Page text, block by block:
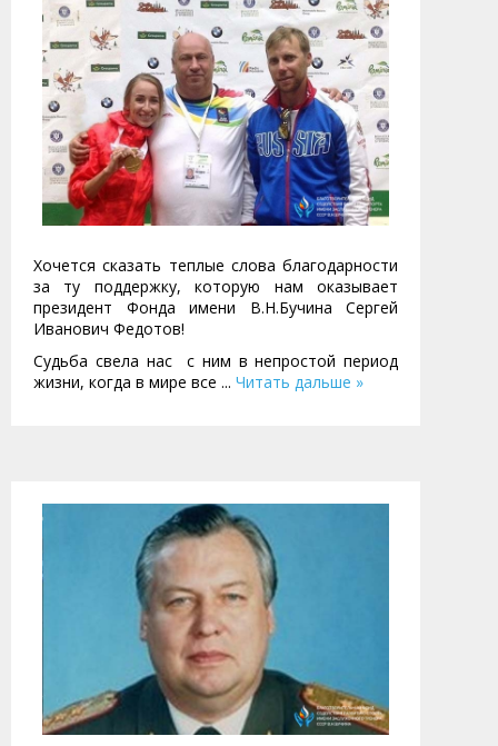
Хочется сказать теплые слова благодарности
за ту поддержку, которую нам оказывает
президент Фонда имени В.Н.Бучина Сергей
Иванович Федотов!
Cудьба свела нас с ним в непростой период
жизни, когда в мире все ... Читать дальше »